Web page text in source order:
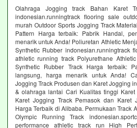
Olahraga Jogging track Bahan Karet
indonesian.runningtrack flooring sale
murah Outdoor Sports Jogging Track
Pattern Harga terbaik: Pabrik Handal,
menarik untuk Anda! Poliuretan Athletic
Synthetic Rubber indonesian.runningtrack
athletic running track Polyurethane
Synthetic Rubber Track Harga terbaik:
langsung, harga menarik untuk Anda!
Jogging Track Produsen dan Karet Jogging
& olahraga lantai Cari Kualitas tinggi Karet
Karet Jogging Track Pemasok dan Karet
Harga Terbaik di Alibaba. Permukaan Track
Olympic Running Track
performance athletic track run High